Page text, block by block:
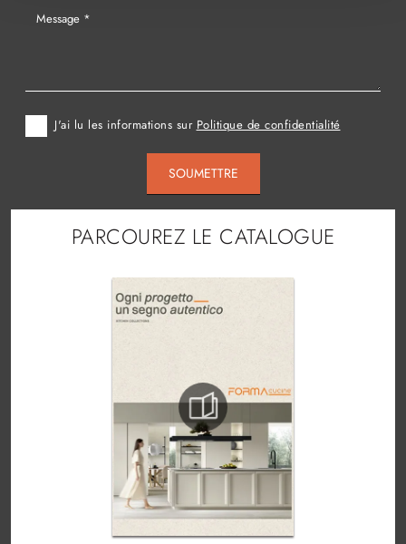
J'ai lu les informations sur Politique de confidentialité
SOUMETTRE
PARCOUREZ LE CATALOGUE